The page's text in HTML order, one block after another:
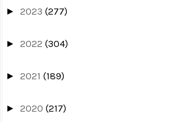
► 2023 (277)
► 2022 (304)
► 2021 (189)
► 2020 (217)